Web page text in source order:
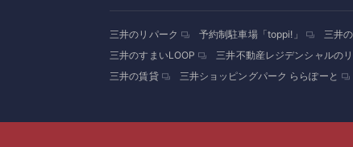
三井のリパーク 予約制駐車場「toppi!」 三井
三井のすまいLOOP
三井不動産レジデンシャルの
三井の賃貸
三井ショッピングパーク ららぽーと